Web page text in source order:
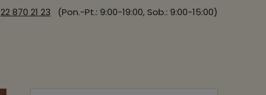
22 870 21 23 (Pon.-Pt.: 9:00-19:00, Sob.: 9:00-15:00)